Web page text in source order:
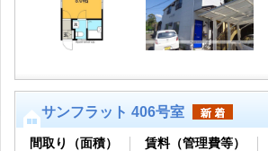
サンフラット 406号室
間取り（面積） 賃料（管理費等）